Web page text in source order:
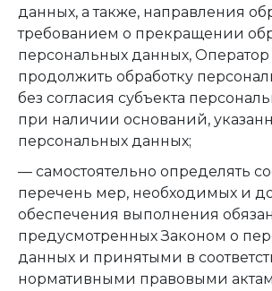
данных, а также, направления
требованием о прекращении
персональных данных, Оператор
продолжить обработку
без согласия субъекта
при наличии оснований,
персональных данных;
— самостоятельно определять
перечень мер, необходимых и
обеспечения выполнения
предусмотренных Законом о
данных и принятыми в
нормативными правовыми